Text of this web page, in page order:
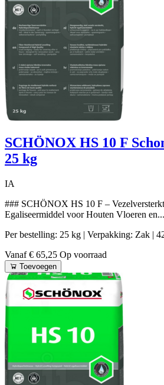
SCHÖNOX HS 10 F
25 kg
IA
### SCHÖNOX HS 10 F –
Egaliseermiddel voor Houten Vloeren en...
Per bestelling: 25 kg | Verpakking: Zak |
Vanaf € 65,25 Op voorraad
Toevoegen